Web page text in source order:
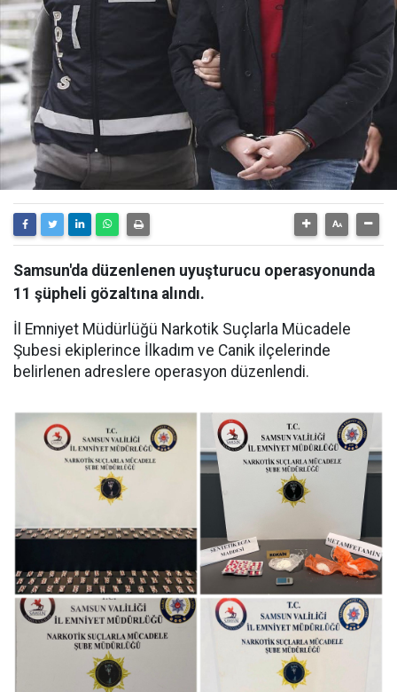
Samsun'da düzenlenen uyuşturucu operasyonunda
11 şüpheli gözaltına alındı.
İl Emniyet Müdürlüğü Narkotik Suçlarla Mücadele
Şubesi ekiplerince İlkadım ve Canik ilçelerinde
belirlenen adreslere operasyon düzenlendi.